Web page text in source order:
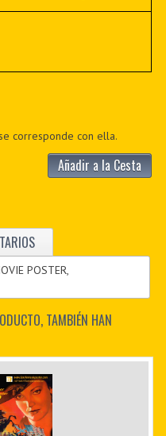
corresponde con ella.
Añadir a la Cesta
POSTER,
TAMBIÉN HAN